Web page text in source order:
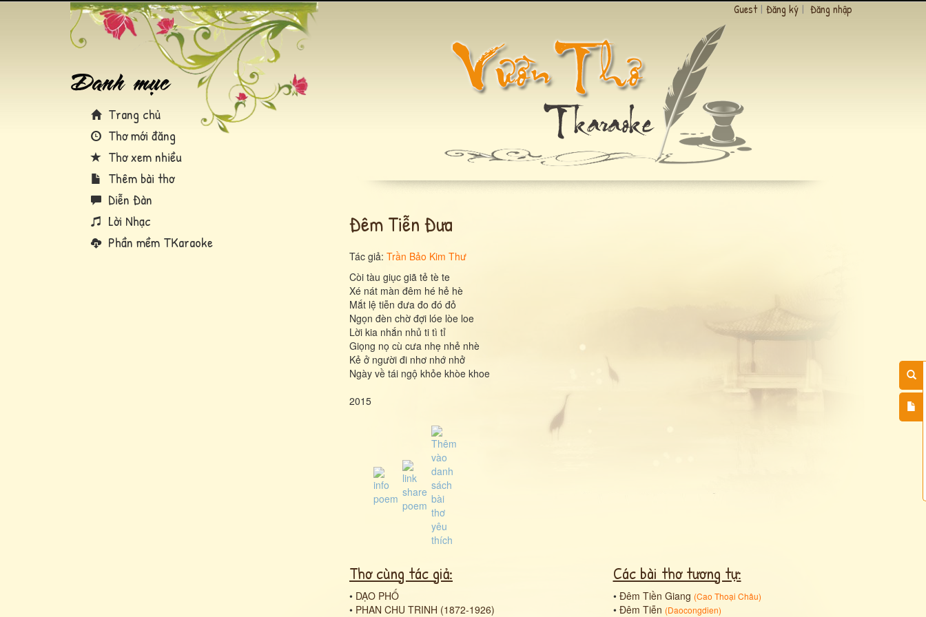
Trang chủ
Thơ mới đăng
Thơ xem nhiều
Thêm bài thơ
Diễn Đàn
Lời Nhạc
Phần mềm TKaraoke
Guest | Đăng ký | Đăng nhập
Đêm Tiễn Đưa
Tác giả: Trần Bảo Kim Thư
Còi tàu giục giã tẻ tè te
Xé nát màn đêm hé hẻ hè
Mắt lệ tiễn đưa đo đó đỏ
Ngọn đèn chờ đợi lóe lòe loe
Lời kia nhắn nhủ ti tì tỉ
Giọng nọ cù cưa nhẹ nhẻ nhè
Kẻ ở người đi nhơ nhớ nhở
Ngày về tái ngộ khỏe khòe khoe
2015
Thơ cùng tác giả:
• DẠO PHỐ
• PHAN CHU TRINH (1872-1926)
Các bài thơ tương tự:
• Đêm Tiền Giang (Cao Thoại Châu)
• Đêm Tiễn (Daocongdien)